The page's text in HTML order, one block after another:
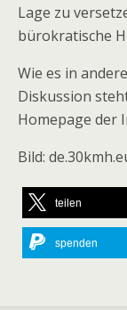
Lage zu
bürokratische
Wie es in
Diskussion
Homepage der
Bild:
teilen
spenden